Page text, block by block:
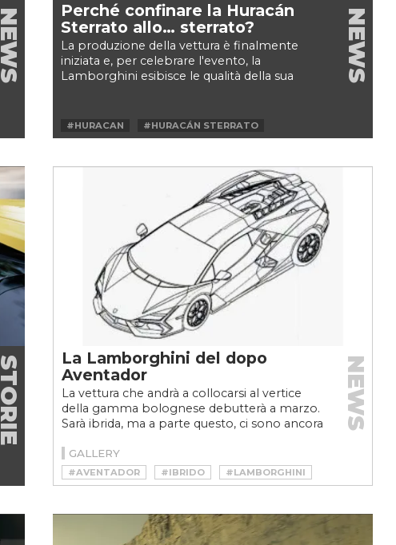
NEWS
Perché confinare la Huracán
Sterrato allo… sterrato?
La produzione della vettura è finalmente
iniziata e, per celebrare l'evento, la
Lamborghini esibisce le qualità della sua
NEWS
#HURACAN
#HURACÁN STERRATO
STORIE
La Lamborghini del dopo
Aventador
La vettura che andrà a collocarsi al vertice
della gamma bolognese debutterà a marzo.
Sarà ibrida, ma a parte questo, ci sono ancora
NEWS
GALLERY
#AVENTADOR #IBRIDO
#LAMBORGHINI
#SUPERCAR